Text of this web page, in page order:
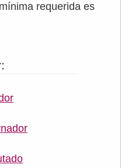
requerida es